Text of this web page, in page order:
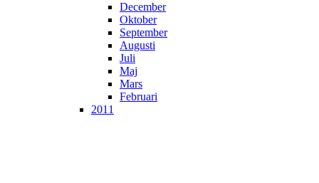
December
Oktober
September
Augusti
Juli
Maj
Mars
Februari
2011